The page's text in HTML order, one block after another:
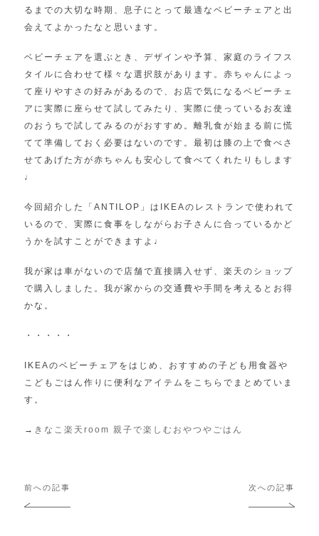
るまでの大切な時期、息子にとって最適なベビーチェアと出
会えてよかったなと思います。
ベビーチェアを選ぶとき、デザインや予算、家庭のライフス
タイルに合わせて様々な選択肢があります。赤ちゃんによっ
て座りやすさの好みがあるので、お店で気になるベビーチェ
アに実際に座らせて試してみたり、実際に使っているお友達
のおうちで試してみるのがおすすめ。離乳食が始まる前に慌
てて準備しておく必要はないのです。最初は膝の上で食べさ
せてあげた方が赤ちゃんも安心して食べてくれたりもします
♩
今回紹介した「ANTILOP」はIKEAのレストランで使われて
いるので、実際に食事をしながらお子さんに合っているかど
うかを試すことができますよ♩
我が家は車がないので店舗で直接購入せず、楽天のショップ
で購入しました。我が家からの交通費や手間を考えるとお得
かな。
・・・・・
IKEAのベビーチェアをはじめ、おすすめの子ども用食器や
こどもごはん作りに便利なアイテムをこちらでまとめていま
す。
→ きなこ楽天 room 親子で楽しむおやつやごはん
投
稿
前への記事 次への記事